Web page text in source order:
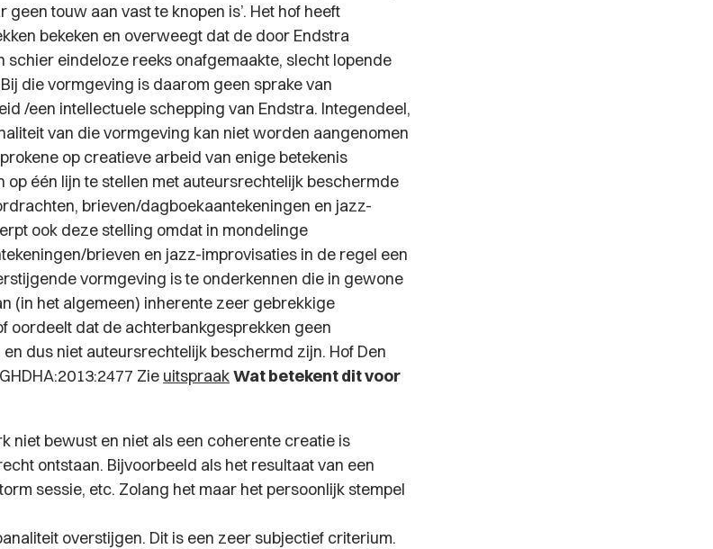
touw aan vast te knopen is’. Het hof heeft
bekeken en overweegt dat de door Endstra
schier eindeloze reeks onafgemaakte, slecht lopende
die vormgeving is daarom geen sprake van
/een intellectuele schepping van Endstra. Integendeel,
van die vormgeving kan niet worden aangenomen
op creatieve arbeid van enige betekenis
op één lijn te stellen met auteursrechtelijk beschermde
brieven/dagboekaantekeningen en jazz-
ook deze stelling omdat in mondelinge
brieven en jazz-improvisaties in de regel een
vormgeving is te onderkennen die in gewone
(in het algemeen) inherente zeer gebrekkige
oordeelt dat de achterbankgesprekken geen
dus niet auteursrechtelijk beschermd zijn. Hof Den
Zie uitspraakWat betekent dit voor
niet bewust en niet als een coherente creatie is
ontstaan. Bijvoorbeeld als het resultaat van een
sessie, etc. Zolang het maar het persoonlijk stempel
overstijgen. Dit is een zeer subjectief criterium.